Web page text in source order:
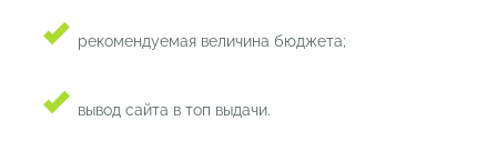
рекомендуемая величина бюджета;
вывод сайта в топ выдачи.